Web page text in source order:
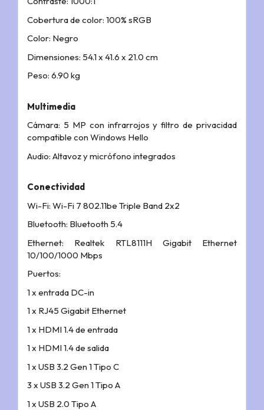
Cobertura de color: 100% sRGB
Color: Negro
Dimensiones: 54.1 x 41.6 x 21.0 cm
Peso: 6.90 kg
Multimedia
Cámara: 5 MP con infrarrojos y filtro de privacidad
compatible con Windows Hello
Audio: Altavoz y micrófono integrados
Conectividad
Wi-Fi: Wi-Fi 7 802.11be Triple Band 2x2
Bluetooth: Bluetooth 5.4
Ethernet: Realtek RTL8111H Gigabit Ethernet
10/100/1000 Mbps
Puertos:
1 x entrada DC-in
1 x RJ45 Gigabit Ethernet
1 x HDMI 1.4 de entrada
1 x HDMI 1.4 de salida
1 x USB 3.2 Gen 1 Tipo C
3 x USB 3.2 Gen 1 Tipo A
1 x USB 2.0 Tipo A